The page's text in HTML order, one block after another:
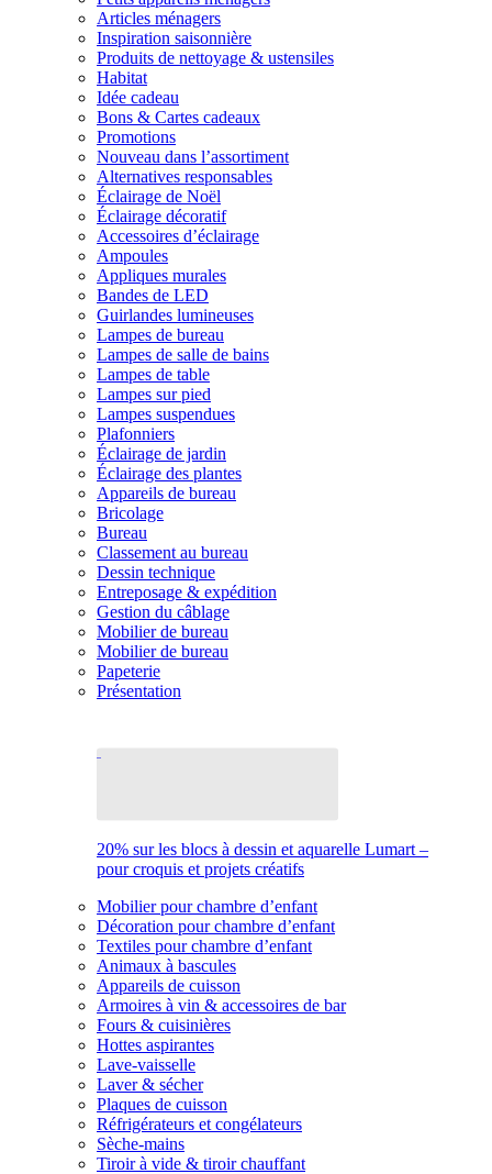
Articles ménagers
Inspiration saisonnière
Produits de nettoyage & ustensiles
Habitat
Idée cadeau
Bons & Cartes cadeaux
Promotions
Nouveau dans l’assortiment
Alternatives responsables
Éclairage de Noël
Éclairage décoratif
Accessoires d’éclairage
Ampoules
Appliques murales
Bandes de LED
Guirlandes lumineuses
Lampes de bureau
Lampes de salle de bains
Lampes de table
Lampes sur pied
Lampes suspendues
Plafonniers
Éclairage de jardin
Éclairage des plantes
Appareils de bureau
Bricolage
Bureau
Classement au bureau
Dessin technique
Entreposage & expédition
Gestion du câblage
Mobilier de bureau
Mobilier de bureau
Papeterie
Présentation
20% sur les blocs à dessin et aquarelle Lumart –
pour croquis et projets créatifs
Mobilier pour chambre d’enfant
Décoration pour chambre d’enfant
Textiles pour chambre d’enfant
Animaux à bascules
Appareils de cuisson
Armoires à vin & accessoires de bar
Fours & cuisinières
Hottes aspirantes
Lave-vaisselle
Laver & sécher
Plaques de cuisson
Réfrigérateurs et congélateurs
Sèche-mains
Tiroir à vide & tiroir chauffant